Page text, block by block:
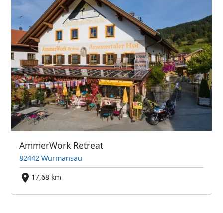
AmmerWork Retreat
82442 Wurmansau
17,68 km